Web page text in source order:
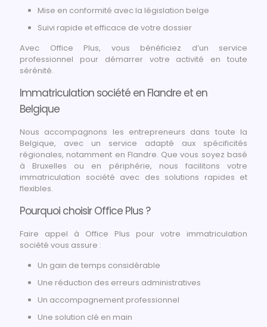
Mise en conformité avec la législation belge
Suivi rapide et efficace de votre dossier
Avec Office Plus, vous bénéficiez d’un service
professionnel pour démarrer votre activité en toute
sérénité.
Immatriculation société en Flandre et en
Belgique
Nous accompagnons les entrepreneurs dans toute la
Belgique, avec un service adapté aux spécificités
régionales, notamment en Flandre. Que vous soyez basé
à Bruxelles ou en périphérie, nous facilitons votre
immatriculation société avec des solutions rapides et
flexibles.
Pourquoi choisir Office Plus ?
Faire appel à Office Plus pour votre immatriculation
société vous assure :
Un gain de temps considérable
Une réduction des erreurs administratives
Un accompagnement professionnel
Une solution clé en main